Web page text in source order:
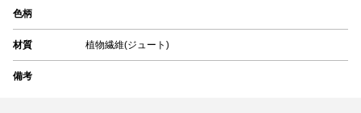
色柄
材質 植物繊維(ジュート)
備考